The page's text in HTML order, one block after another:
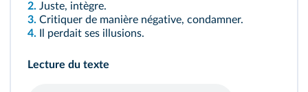
2. Juste, intègre.
3. Critiquer de manière négative, condamner.
4.
Il perdait ses illusions.
Lecture du texte